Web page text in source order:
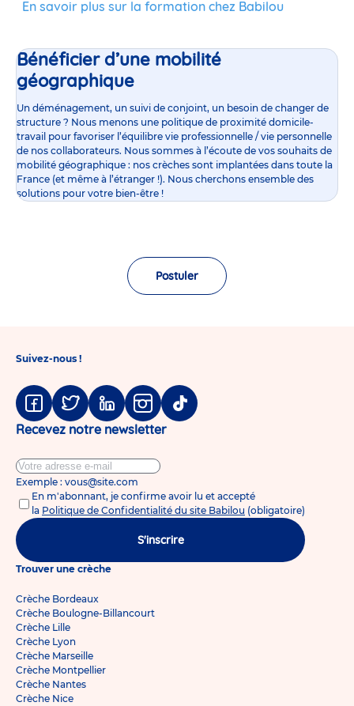
En savoir plus sur la formation chez Babilou
Bénéficier d’une mobilité
géographique
Un déménagement, un suivi de conjoint, un besoin de changer de
structure ? Nous menons une politique de proximité domicile-
travail pour favoriser l’équilibre vie professionnelle / vie personnelle
de nos collaborateurs. Nous sommes à l’écoute de vos souhaits de
mobilité géographique : nos crèches sont implantées dans toute la
France (et même à l’étranger !). Nous cherchons ensemble des
solutions pour votre bien-être !
Postuler
Suivez-nous !
Facebook
TwitterLinkedinInstagram
Tiktok
Recevez notre newsletter
Exemple : vous@site.com
En m'abonnant, je confirme avoir lu et accepté
la Politique de Confidentialité du site Babilou (obligatoire)
S'inscrire
Trouver une crèche
Crèche Bordeaux
Crèche Boulogne-Billancourt
Crèche Lille
Crèche Lyon
Crèche Marseille
Crèche Montpellier
Crèche Nantes
Crèche Nice